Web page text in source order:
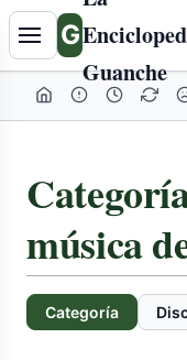
G
Guanche
música
Categoría